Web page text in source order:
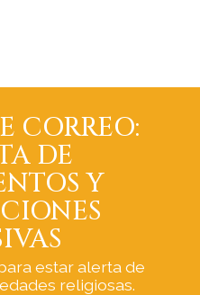
CORREO:
DE
Y
estar alerta de
religiosas.